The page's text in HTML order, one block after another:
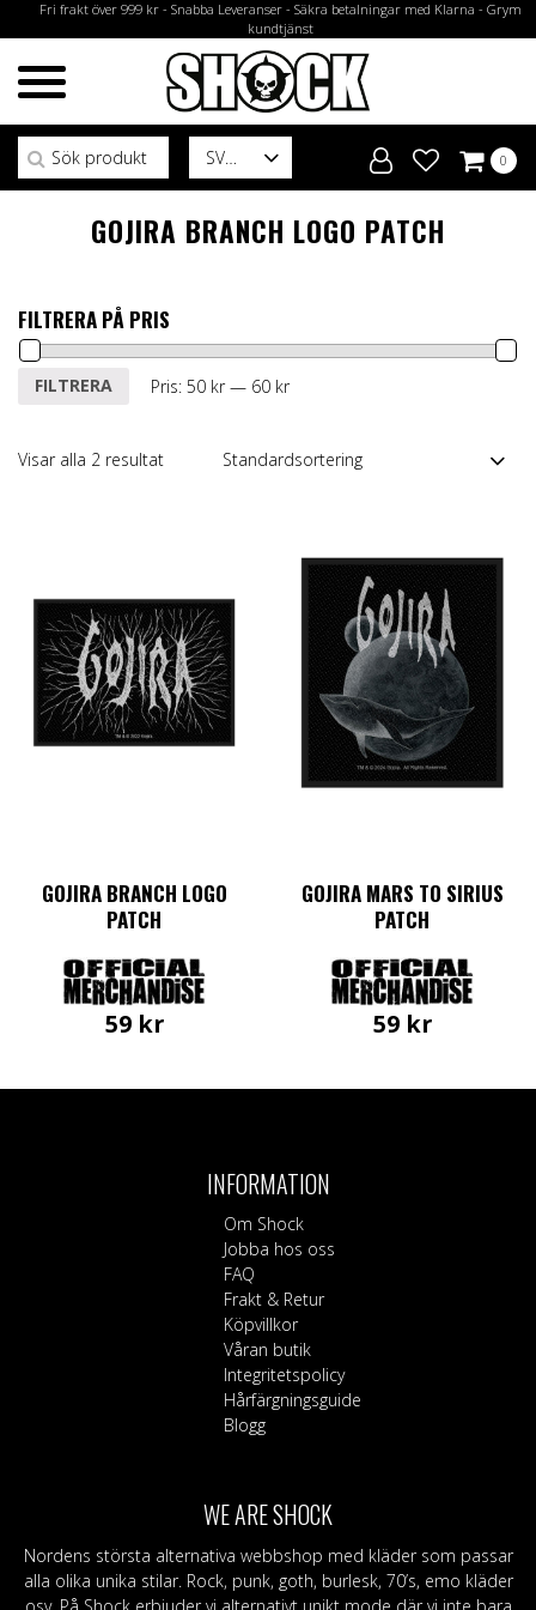
Fri frakt över 999 kr - Snabba Leveranser - Säkra betalningar med Klarna - Grym
kundtjänst
SV
Sök efter:
0
GOJIRA BRANCH LOGO PATCH
FILTRERA PÅ PRIS
Min
MaxFILTRERA Pris: 50 kr— 60 kr
Visar alla 2 resultat
GOJIRA BRANCH LOGO
PATCH
59 kr
GOJIRA MARS TO SIRIUS
PATCH
59 kr
INFORMATION
Om Shock
Jobba hos oss
FAQ
Frakt & Retur
Köpvillkor
Våran butik
Integritetspolicy
Hårfärgningsguide
Blogg
WE ARE SHOCK
Nordens största alternativa webbshop med kläder som passar
alla olika unika stilar. Rock, punk, goth, burlesk, 70’s, emo kläder